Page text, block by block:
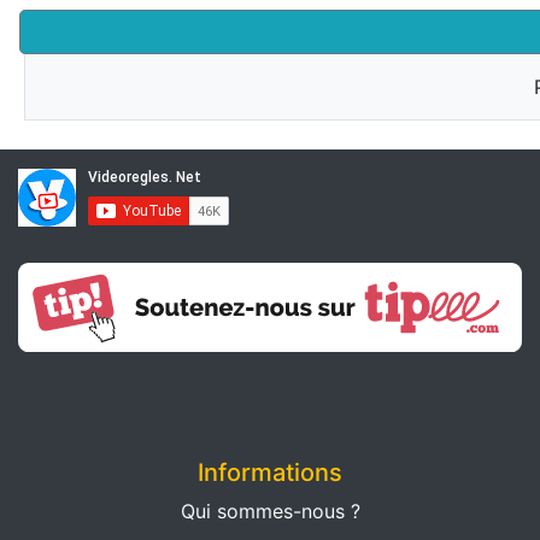
Informations
Qui sommes-nous ?